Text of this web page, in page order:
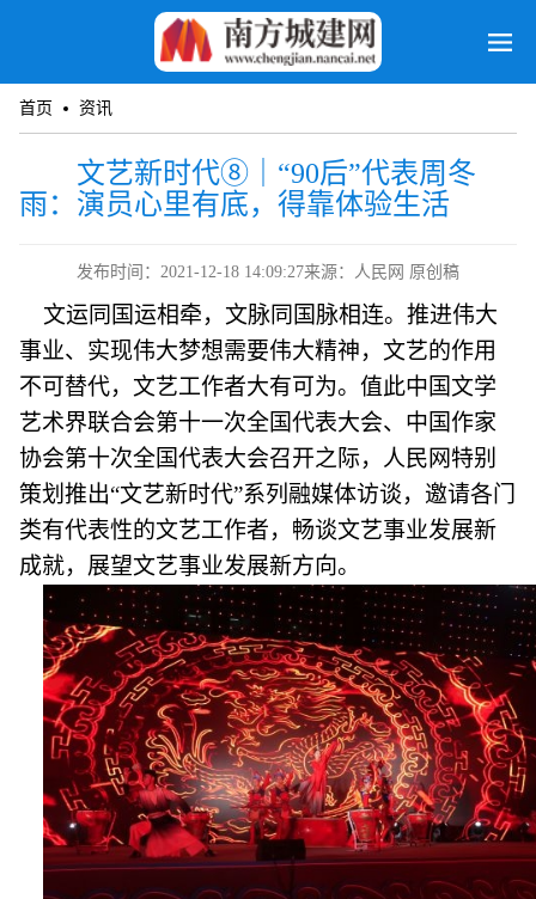
首页 资讯
文艺新时代⑧｜“90后”代表周冬
雨：演员心里有底，得靠体验生活
发布时间：2021-12-18 14:09:27来源：人民网 原创稿
文运同国运相牵，文脉同国脉相连。推进伟大
事业、实现伟大梦想需要伟大精神，文艺的作用
不可替代，文艺工作者大有可为。值此中国文学
艺术界联合会第十一次全国代表大会、中国作家
协会第十次全国代表大会召开之际，人民网特别
策划推出“文艺新时代”系列融媒体访谈，邀请各门
类有代表性的文艺工作者，畅谈文艺事业发展新
成就，展望文艺事业发展新方向。